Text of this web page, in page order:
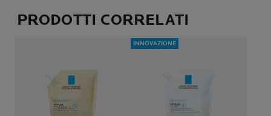
PRODOTTI CORRELATI
INNOVAZIONE